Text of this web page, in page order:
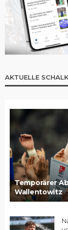
AKTUELLE
Temporärer
Wallentowitz